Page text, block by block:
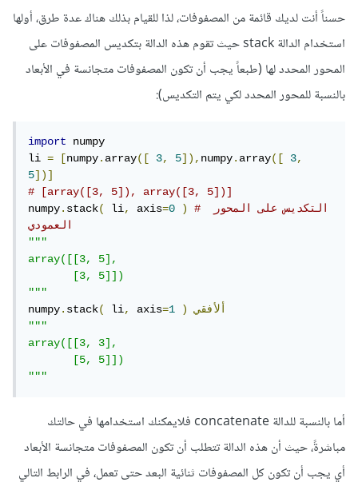
حسناً أنت لديك قائمة من المصفوفات، لذا للقيام بذلك هناك عدة طرق، أولها
استخدام الدالة stack حيث تقوم هذه الدالة بتكديس المصفوفات على
المحور المحدد لها (طبعاً يجب أن تكون المصفوفات متجانسة في الأبعاد
بالنسبة للمحور المحدد لكي يتم التكديس):
import
numpy
li = [numpy.array([ 3, 5]),numpy.array([ 3,
5])]
# [array([3, 5]), array([3, 5])]
numpy.stack( li, axis=0 )
# التكديس على المحور
العمودي
"""
array([[3, 5],
"""
numpy.stack( li, axis=1 )
ألأفقي
"""
array([[3, 3],
"""
أما بالنسبة للدالة concatenate فلايمكنك استخدامها في حالتك
مباشرةً، حيث أن هذه الدالة تتطلب أن تكون المصفوفات متجانسة الأبعاد
أي يجب أن تكون كل المصفوفات ثنائية البعد حتى تعمل، في الرابط التالي